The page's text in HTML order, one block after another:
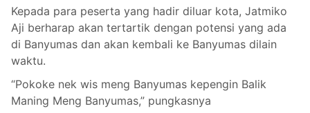
Kepada para peserta yang hadir diluar kota, Jatmiko
Aji berharap akan tertartik dengan potensi yang ada
di Banyumas dan akan kembali ke Banyumas dilain
waktu.
“Pokoke nek wis meng Banyumas kepengin Balik
Maning Meng Banyumas,” pungkasnya